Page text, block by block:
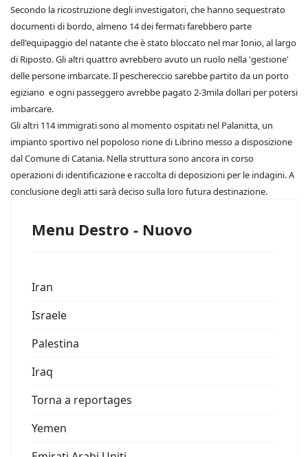
Secondo la ricostruzione degli investigatori, che hanno sequestrato
documenti di bordo, almeno 14 dei fermati farebbero parte
dell'equipaggio del natante che è stato bloccato nel mar Ionio, al largo
di Riposto. Gli altri quattro avrebbero avuto un ruolo nella 'gestione'
delle persone imbarcate. Il peschereccio sarebbe partito da un porto
egiziano e ogni passeggero avrebbe pagato 2-3mila dollari per potersi
imbarcare.
Gli altri 114 immigrati sono al momento ospitati nel Palanitta, un
impianto sportivo nel popoloso rione di Librino messo a disposizione
dal Comune di Catania. Nella struttura sono ancora in corso
operazioni di identificazione e raccolta di deposizioni per le indagini. A
conclusione degli atti sarà deciso sulla loro futura destinazione.
Menu Destro - Nuovo
Iran
Israele
Palestina
Iraq
Torna a reportages
Yemen